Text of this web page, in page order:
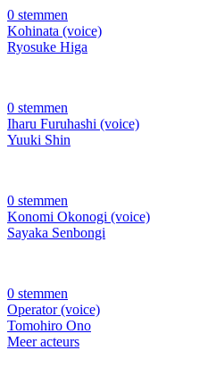
0 stemmen
Kohinata (voice)
Ryosuke Higa
0 stemmen
Iharu Furuhashi (voice)
Yuuki Shin
0 stemmen
Konomi Okonogi (voice)
Sayaka Senbongi
0 stemmen
Operator (voice)
Tomohiro Ono
Meer acteurs